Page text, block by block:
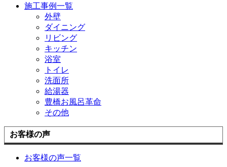
施工事例一覧
外壁
ダイニング
リビング
キッチン
浴室
トイレ
洗面所
給湯器
豊橋お風呂革命
その他
お客様の声
お客様の声一覧